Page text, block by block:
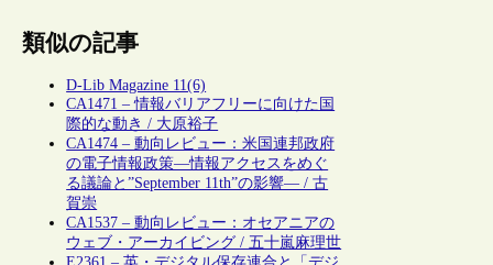
類似の記事
D-Lib Magazine 11(6)
CA1471 – 情報バリアフリーに向けた国
際的な動き / 大原裕子
CA1474 – 動向レビュー：米国連邦政府
の電子情報政策―情報アクセスをめぐ
る議論と”September 11th”の影響― / 古
賀崇
CA1537 – 動向レビュー：オセアニアの
ウェブ・アーカイビング / 五十嵐麻理世